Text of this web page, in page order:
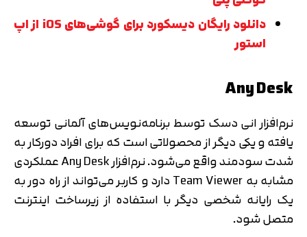
دانلود رایگان دیسکورد برای گوشی‌های iOS از اپ
استور
Any Desk
نرم‌افزار انی دسک توسط برنامه‌نویس‌های آلمانی توسعه
یافته و یکی دیگر از محصولاتی است که برای افراد دورکار به
شدت سودمند واقع می‌شود. نرم‌افزار Any Desk عملکردی
مشابه به Team Viewer دارد و کاربر می‌تواند از راه دور به
یک رایانه شخصی دیگر با استفاده از زیرساخت اینترنت
متصل شود.